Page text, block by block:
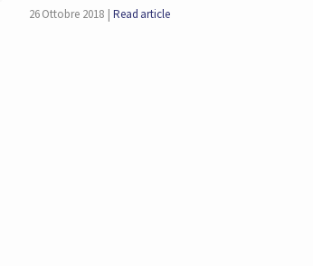
26 Ottobre 2018 Read article